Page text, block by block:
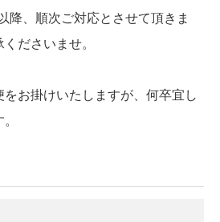
降、順次ご対応とさせて頂きま
ださいませ。
お掛けいたしますが、何卒宜し